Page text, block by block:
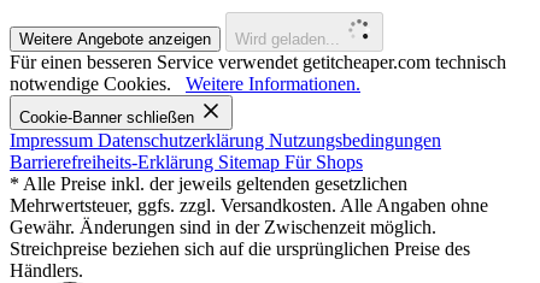
Weitere Angebote anzeigen Wird geladen...
Für einen besseren Service verwendet getitcheaper.com technisch
notwendige Cookies.
Weitere Informationen.
Cookie-Banner schließen
Impressum Datenschutzerklärung Nutzungsbedingungen
Barrierefreiheits-Erklärung Sitemap Für Shops
* Alle Preise inkl. der jeweils geltenden gesetzlichen
Mehrwertsteuer, ggfs. zzgl. Versandkosten. Alle Angaben ohne
Gewähr. Änderungen sind in der Zwischenzeit möglich.
Streichpreise beziehen sich auf die ursprünglichen Preise des
Händlers.